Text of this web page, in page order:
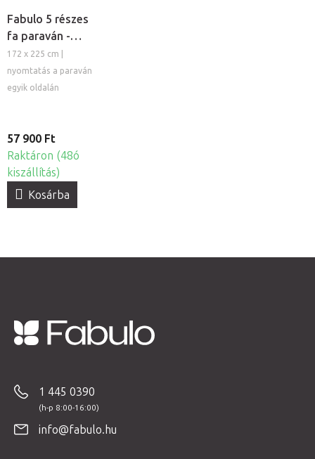
Fabulo 5 részes
fa paraván -
Arany mandala
172 x 225 cm |
nyomtatás a paraván
egyik oldalán
57 900 Ft
Raktáron (48ó
kiszállítás)
Kosárba
1 445 0390
info@fabulo.hu